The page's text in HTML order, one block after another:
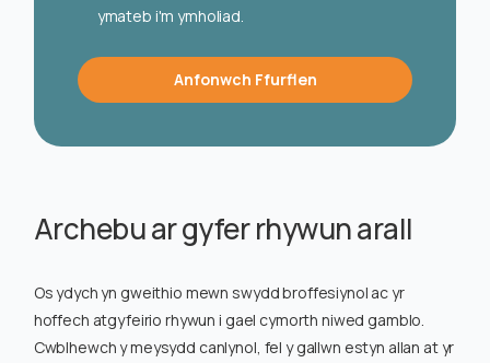
ymateb i'm ymholiad.
Anfonwch Ffurflen
Archebu ar gyfer rhywun arall
Os ydych yn gweithio mewn swydd broffesiynol ac yr
hoffech atgyfeirio rhywun i gael cymorth niwed gamblo.
Cwblhewch y meysydd canlynol, fel y gallwn estyn allan at yr